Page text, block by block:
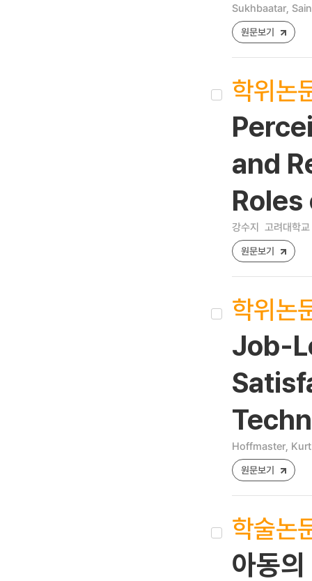
Sukhbaatar,
원문보기
학위논
and
강수지 고려대학
원문보기
학위논
Job-
Hoffmaster,
원문보기
학술논
아동